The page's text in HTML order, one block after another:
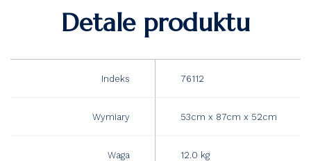
Detale produktu
Indeks 76112
Wymiary 53cm x 87cm x 52cm
Waga 12.0 kg